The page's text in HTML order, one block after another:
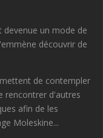
un mode de
découvrir de
de contempler
rencontrer d'autres
afin de les
Moleskine...